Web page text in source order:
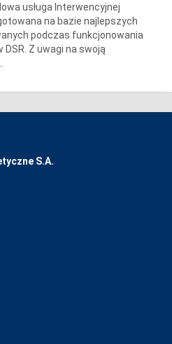
usługa Interwencyjnej
na bazie najlepszych
podczas funkcjonowania
Z uwagi na swoją
S.A.